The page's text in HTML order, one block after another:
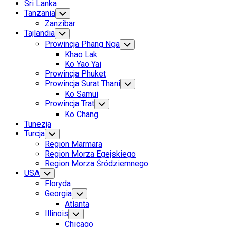
Sri Lanka
Tanzania Toggle
Child
Menu
Zanzibar
Tajlandia Toggle
Child
Menu
Prowincja Phang Nga Toggle
Child
Khao Lak
Ko Yao Yai
Prowincja Phuket
Prowincja Surat Thani Toggle
Child
Ko Samui
Prowincja Trat Toggle
Child
Menu
Ko Chang
Tunezja
Current
Page
Parent
Turcja Toggle
Child
Menu
Region Marmara
Region Morza Egejskiego
Current
Page
Parent
Region Morza Śródziemnego
USA Toggle
Child
Menu
Floryda
Georgia Toggle
Child
Menu
Atlanta
Illinois Toggle
Child
Chicago